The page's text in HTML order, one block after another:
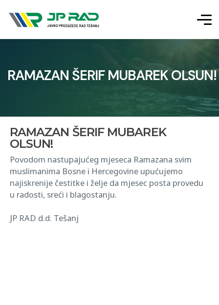
RAMAZAN ŠERIF MUBAREK OLSUN!
RAMAZAN ŠERIF MUBAREK
OLSUN!
Povodom nastupajućeg mjeseca Ramazana svim
muslimanima Bosne i Hercegovine upućujemo
najiskrenije čestitke i želje da mjesec posta provedu
u radosti, sreći i blagostanju.
JP RAD d.d. Tešanj